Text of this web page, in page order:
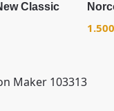
Classic